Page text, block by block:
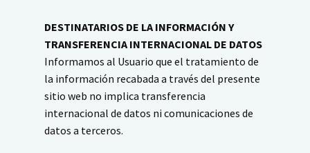
DESTINATARIOS DE LA INFORMACIÓN Y
TRANSFERENCIA INTERNACIONAL DE DATOS
Informamos al Usuario que el tratamiento de
la información recabada a través del presente
sitio web no implica transferencia
internacional de datos ni comunicaciones de
datos a terceros.